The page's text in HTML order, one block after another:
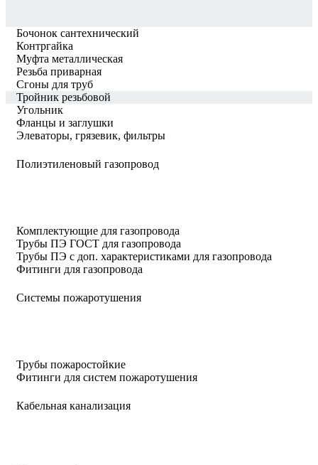
Бочонок сантехнический
Контргайка
Муфта металлическая
Резьба приварная
Сгоны для труб
Тройник резьбовой
Угольник
Фланцы и заглушки
Элеваторы, грязевик, фильтры
Полиэтиленовый газопровод
Комплектующие для газопровода
Трубы ПЭ ГОСТ для газопровода
Трубы ПЭ с доп. характеристиками для газопровода
Фитинги для газопровода
Системы пожаротушения
Трубы пожаростойкие
Фитинги для систем пожаротушения
Кабельная канализация